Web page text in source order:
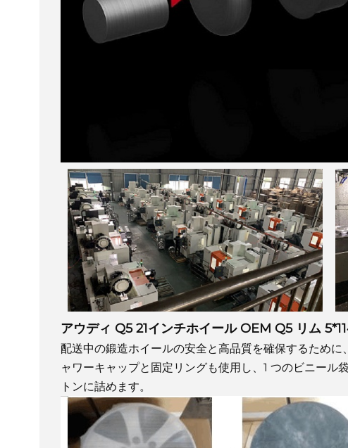
アウディ Q5 21インチホイール OEM Q5 リム
配送中の鍛造ホイールの安全と高品質を確保するため
ャワーキャップと固定リングも使用し、1 つのビニール
トンに詰めます。